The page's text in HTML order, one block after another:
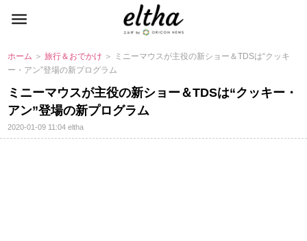
ホーム ＞旅行＆おでかけ ＞ ミニーマウスが主役の新ショー＆TDSは“クッキ
ー・アン”登場の新プログラム
ミニーマウスが主役の新ショー＆TDSは“クッキー・
アン”登場の新プログラム
2020-01-09 11:04eltha